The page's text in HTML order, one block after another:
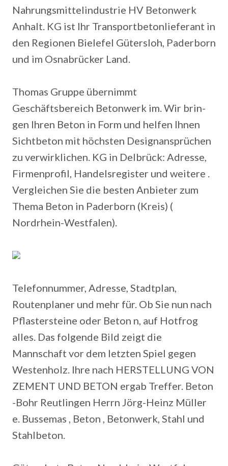
Nahrungsmittelindustrie HV Betonwerk
Anhalt. KG ist Ihr Transportbetonlieferant in
den Regionen Bielefel Gütersloh, Paderborn
und im Osnabrücker Land.
Thomas Gruppe übernimmt
Geschäftsbereich Betonwerk im. Wir brin-
gen Ihren Beton in Form und helfen Ihnen
Sichtbeton mit höchsten Designansprüchen
zu verwirklichen. KG in Delbrück: Adresse,
Firmenprofil, Handelsregister und weitere .
Vergleichen Sie die besten Anbieter zum
Thema Beton in Paderborn (Kreis) (
Nordrhein-Westfalen).
Telefonnummer, Adresse, Stadtplan,
Routenplaner und mehr für. Ob Sie nun nach
Pflastersteine oder Beton n, auf Hotfrog
alles. Das folgende Bild zeigt die
Mannschaft vor dem letzten Spiel gegen
Westenholz. Ihre nach HERSTELLUNG VON
ZEMENT UND BETON ergab Treffer. Beton
-Bohr Reutlingen Herrn Jörg-Heinz Müller
e. Bussemas , Beton , Betonwerk, Stahl und
Stahlbeton.